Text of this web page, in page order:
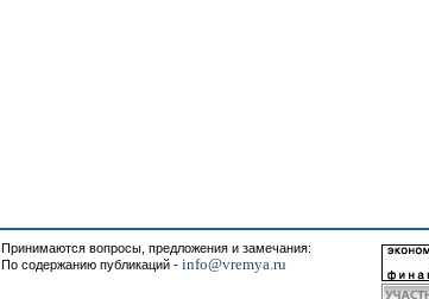
Принимаются вопросы, предложения и замечания:
По содержанию публикаций - info@vremya.ru